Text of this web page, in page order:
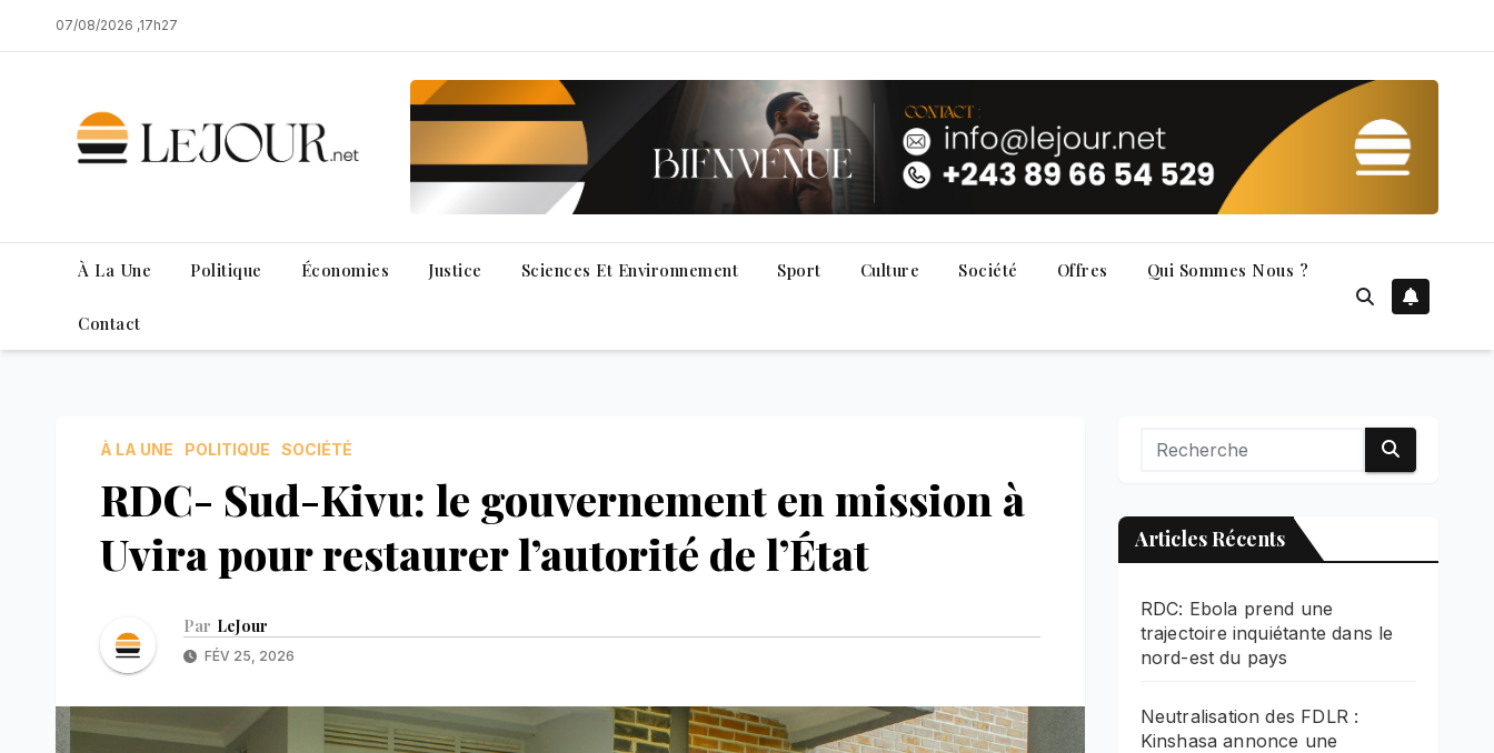
to
07/08/2026 ,17h27
À La Une Politique Économies Justice Sciences Et Environnement Sport Culture Société Offres Qui Sommes Nous ?
Contact
À LA UNE POLITIQUE SOCIÉTÉ
RDC- Sud-Kivu: le gouvernement en mission à
Uvira pour restaurer l’autorité de l’État
Par LeJour
FÉV 25, 2026
Articles Récents
RDC: Ebola prend une
trajectoire inquiétante dans le
nord-est du pays
Neutralisation des FDLR :
Kinshasa annonce une